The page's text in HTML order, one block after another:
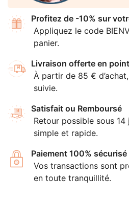
Profitez de -10% sur
Appliquez le code
panier.
Livraison offerte en
À partir de 85 €
suivie.
Satisfait ou Remboursé
Retour possible sous
simple et rapide.
Paiement 100% sécurisé
Vos transactions sont
en toute tranquillité.